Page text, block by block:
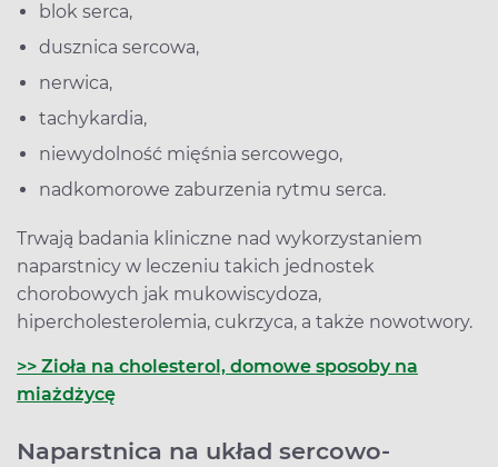
blok serca,
dusznica sercowa,
nerwica,
tachykardia,
niewydolność mięśnia sercowego,
nadkomorowe zaburzenia rytmu serca.
Trwają badania kliniczne nad wykorzystaniem
naparstnicy w leczeniu takich jednostek
chorobowych jak mukowiscydoza,
hipercholesterolemia, cukrzyca, a także nowotwory.
>> Zioła na cholesterol, domowe sposoby na
miażdżycę
Naparstnica na układ sercowo-